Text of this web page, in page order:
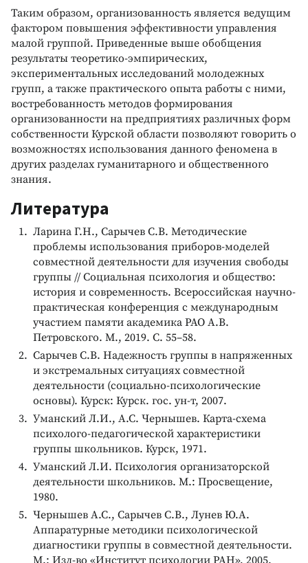
Таким образом, организованность является ведущим
фактором повышения эффективности управления
малой группой. Приведенные выше обобщения
результаты теоретико-эмпирических,
экспериментальных исследований молодежных
групп, а также практического опыта работы с ними,
востребованность методов формирования
организованности на предприятиях различных форм
собственности Курской области позволяют говорить о
возможностях использования данного феномена в
других разделах гуманитарного и общественного
знания.
Литература
Ларина Г.Н., Сарычев С.В. Методические
проблемы использования приборов-моделей
совместной деятельности для изучения свободы
группы // Социальная психология и общество:
история и современность. Всероссийская научно-
практическая конференция с международным
участием памяти академика РАО А.В.
Петровского. М., 2019. С. 55–58.
Сарычев С.В. Надежность группы в напряженных
и экстремальных ситуациях совместной
деятельности (социально-психологические
основы). Курск: Курск. гос. ун-т, 2007.
Уманский Л.И., А.С. Чернышев. Карта-схема
психолого-педагогической характеристики
группы школьников. Курск, 1971.
Уманский Л.И. Психология организаторской
деятельности школьников. М.: Просвещение,
1980.
Чернышев А.С., Сарычев С.В., Лунев Ю.А.
Аппаратурные методики психологической
диагностики группы в совместной деятельности.
М.: Изд-во «Институт психологии РАН», 2005.